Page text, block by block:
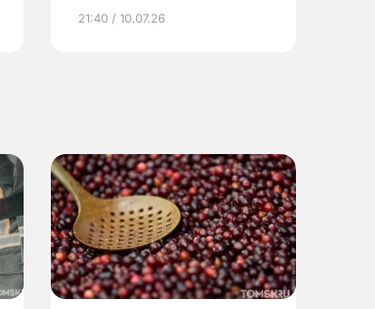
21:40 / 10.07.26